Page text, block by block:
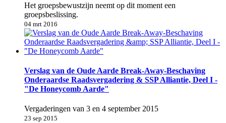
Het groepsbewustzijn neemt op dit moment een
groepsbeslissing.
04 mrt 2016
Verslag van de Oude Aarde Break-Away-Beschaving
Onderaardse Raadsvergadering & SSP Alliantie, Deel I -
"De Honeycomb Aarde"
Vergaderingen van 3 en 4 september 2015
23 sep 2015